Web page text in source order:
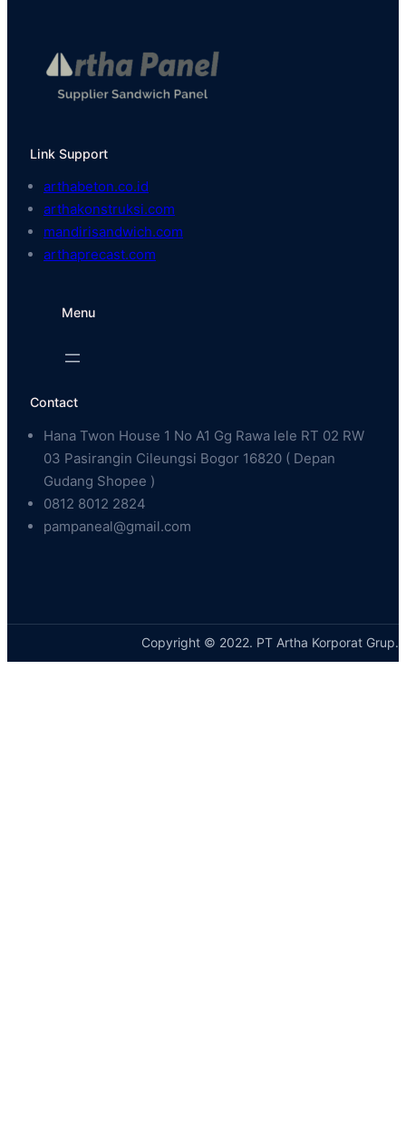
Link Support
arthabeton.co.id
arthakonstruksi.com
mandirisandwich.com
arthaprecast.com
Menu
Contact
Hana Twon House 1 No A1 Gg Rawa lele RT 02 RW
03 Pasirangin Cileungsi Bogor 16820 ( Depan
Gudang Shopee )
0812 8012 2824
pampaneal@gmail.com
Copyright © 2022. PT Artha Korporat Grup.